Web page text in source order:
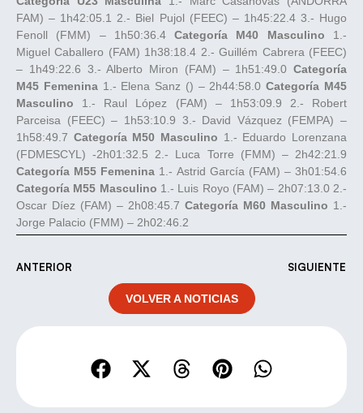
FAM) – 1h42:05.1 2.- Biel Pujol (FEEC) – 1h45:22.4 3.- Hugo
Fenoll (FMM) – 1h50:36.4Categoría M40 Masculino 1.-
Miguel Caballero (FAM) 1h38:18.4 2.- Guillém Cabrera (FEEC)
– 1h49:22.6 3.- Alberto Miron (FAM) – 1h51:49.0 Categoría
M45 Femenina1.- Elena Sanz () – 2h44:58.0Categoría M45
Masculino 1.- Raul López (FAM) – 1h53:09.9 2.- Robert
Parceisa (FEEC) – 1h53:10.9 3.- David Vázquez (FEMPA) –
1h58:49.7 Categoría M50 Masculino 1.- Eduardo Lorenzana
(FDMESCYL) -2h01:32.5 2.- Luca Torre (FMM) – 2h42:21.9
Categoría M55 Femenina 1.- Astrid García (FAM) – 3h01:54.6
Categoría M55 Masculino 1.- Luis Royo (FAM) – 2h07:13.0 2.-
Oscar Díez (FAM) – 2h08:45.7 Categoría M60 Masculino 1.-
Jorge Palacio (FMM) – 2h02:46.2
ANTERIOR SIGUIENTE
VOLVER A NOTICIAS